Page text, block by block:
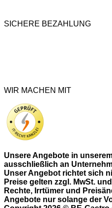
SICHERE BEZAHLUNG
WIR MACHEN MIT
Unsere Angebote in
ausschließlich an
Unser Angebot richtet sich
Preise gelten zzgl. MwSt.
Rechte, Irrtümer und
Angebote nur solange der